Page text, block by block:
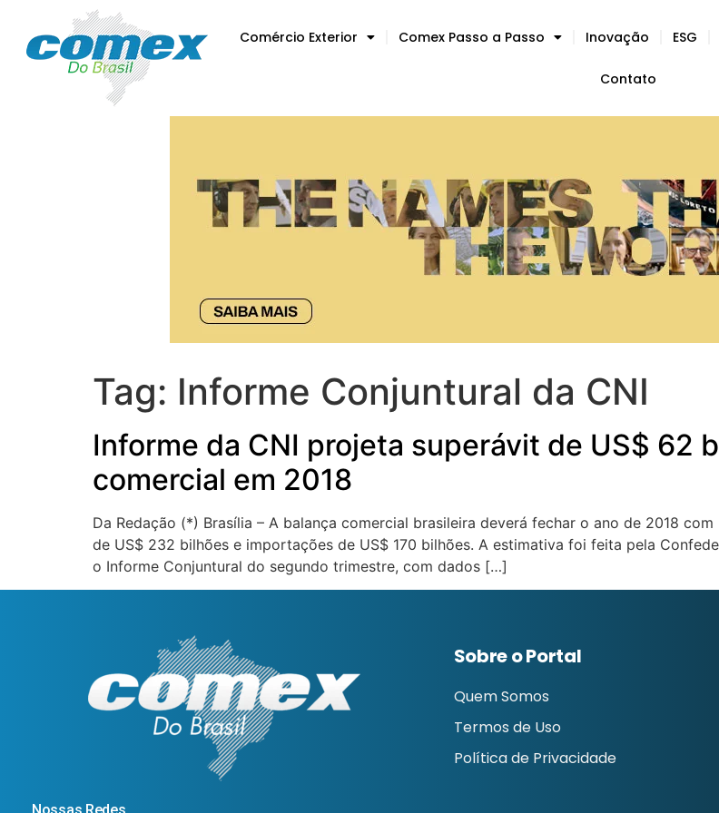
Comércio Exterior Comex Passo a Passo Inovação ESG
Contato
Tag: Informe Conjuntural da CNI
Informe da CNI projeta superávit de US$ 62
comercial em 2018
Da Redação (*) Brasília – A balança comercial brasileira deverá fechar o ano de 2018
de US$ 232 bilhões e importações de US$ 170 bilhões. A estimativa foi feita pela
o Informe Conjuntural do segundo trimestre, com dados […]
Sobre o Portal
Quem Somos
Termos de Uso
Política de Privacidade